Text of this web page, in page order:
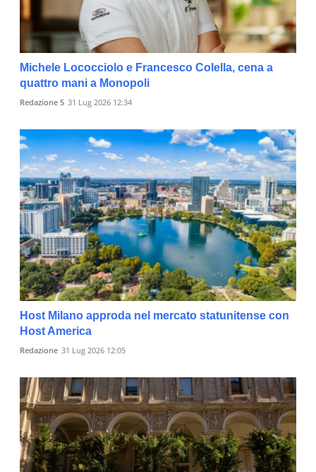
Michele Lococciolo e Francesco Colella, cena a
quattro mani a Monopoli
Redazione 5 31 Lug 2026 12:34
Host Milano approda nel mercato statunitense con
Host America
Redazione 31 Lug 2026 12:05